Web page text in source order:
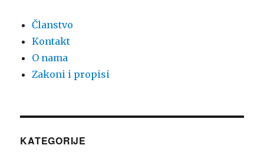
Članstvo
Kontakt
O nama
Zakoni i propisi
KATEGORIJE